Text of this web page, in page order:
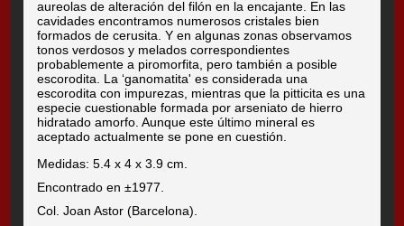
aureolas de alteración del filón en la encajante. En las
cavidades encontramos numerosos cristales bien
formados de cerusita. Y en algunas zonas observamos
tonos verdosos y melados correspondientes
probablemente a piromorfita, pero también a posible
escorodita. La ‘ganomatita' es considerada una
escorodita con impurezas, mientras que la pitticita es una
especie cuestionable formada por arseniato de hierro
hidratado amorfo. Aunque este último mineral es
aceptado actualmente se pone en cuestión.
Medidas: 5.4 x 4 x 3.9 cm.
Encontrado en ±1977.
Col. Joan Astor (Barcelona).